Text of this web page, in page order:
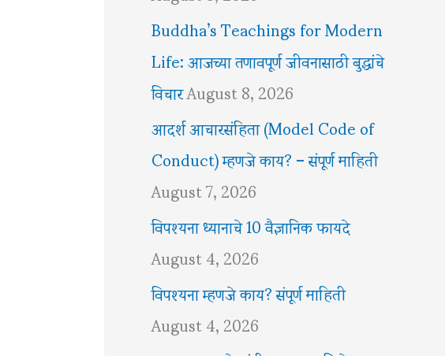
Buddha’s Teachings for Modern
Life: आजच्या तणावपूर्ण जीवनासाठी बुद्धांचे
विचारAugust 8, 2026
आदर्श आचारसंहिता (Model Code of
Conduct) म्हणजे काय? – संपूर्ण माहिती
August 7, 2026
विपश्यना ध्यानाचे 10 वैज्ञानिक फायदे
August 4, 2026
विपश्यना म्हणजे काय? संपूर्ण माहिती
August 4, 2026